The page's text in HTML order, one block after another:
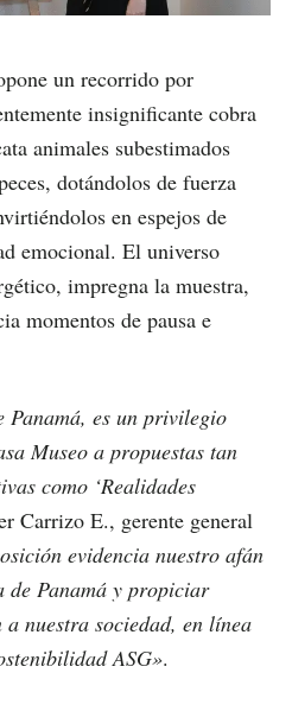
un recorrido por
insignificante cobra
animales subestimados
dotándolos de fuerza
en espejos de
emocional. El universo
impregna la muestra,
momentos de pausa e
Panamá, es un privilegio
Museo a propuestas tan
como ‘Realidades
Carrizo E., gerente general
evidencia nuestro afán
Panamá y propiciar
a nuestra sociedad, en línea
ASG».